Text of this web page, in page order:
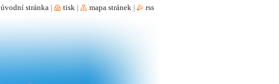
úvodní stránka tisk mapa stránek rss